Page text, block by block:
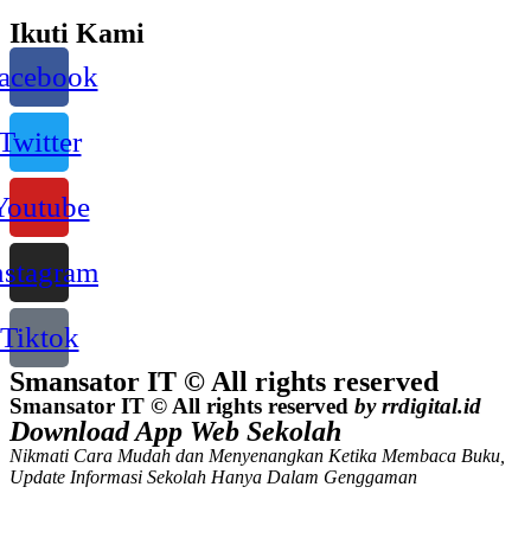
Ikuti Kami
Tiktok
Smansator IT © All rights reserved
Smansator IT © All rights reserved by rrdigital.id
Download App Web Sekolah
Nikmati Cara Mudah dan Menyenangkan Ketika Membaca Buku,
Update Informasi Sekolah Hanya Dalam Genggaman